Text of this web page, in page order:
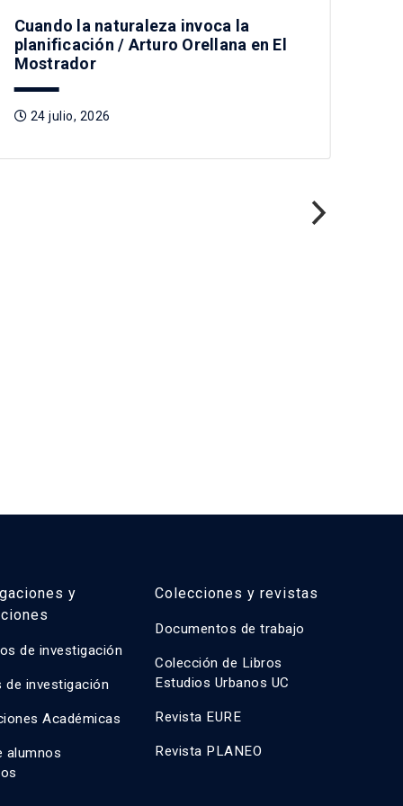
Cuando la naturaleza invoca la
planificación / Arturo Orellana en El
Mostrador
24 julio, 2026
y
de investigación
de investigación
Académicas
alumnos
Colecciones y revistas
Documentos de trabajo
Colección de Libros
Estudios Urbanos UC
Revista EURE
Revista PLANEO